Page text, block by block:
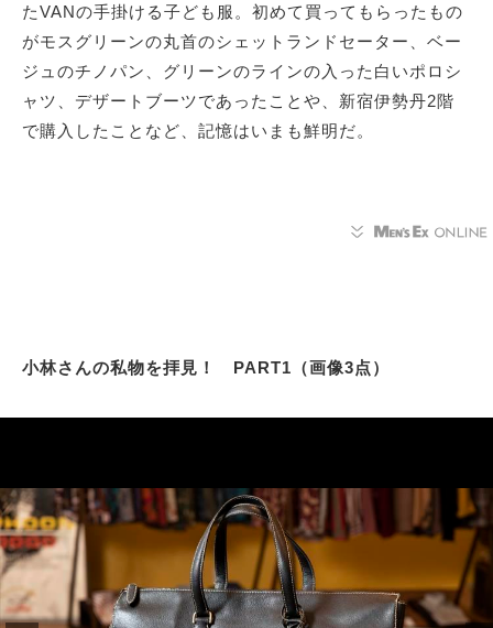
たVANの手掛ける子ども服。初めて買ってもらったもの
がモスグリーンの丸首のシェットランドセーター、ベー
ジュのチノパン、グリーンのラインの入った白いポロシ
ャツ、デザートブーツであったことや、新宿伊勢丹2階
で購入したことなど、記憶はいまも鮮明だ。
小林さんの私物を拝見！ PART1（画像3点）